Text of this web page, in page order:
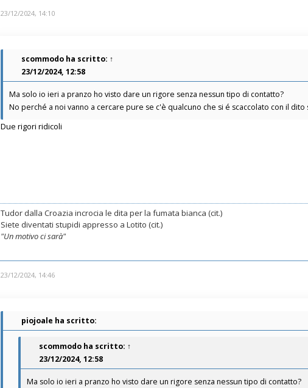
23/12/2024, 14:10
scommodo ha scritto: ↑
23/12/2024, 12:58
Ma solo io ieri a pranzo ho visto dare un rigore senza nessun tipo di contatto?
No perché a noi vanno a cercare pure se c'è qualcuno che si é scaccolato con il
Due rigori ridicoli
Tudor dalla Croazia incrocia le dita per la fumata bianca (cit.)
Siete diventati stupidi appresso a Lotito (cit.)
"Un motivo ci sarà"
23/12/2024, 14:46
piojoale ha scritto:
scommodo ha scritto: ↑
23/12/2024, 12:58
Ma solo io ieri a pranzo ho visto dare un rigore senza nessun tipo di contatto?